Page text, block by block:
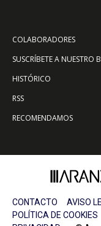
COLABORADORES
SUSCRÍBETE A NUESTRO
HISTÓRICO
RSS
RECOMENDAMOS
CONTACTO AVISO
POLÍTICA DE COOKIES